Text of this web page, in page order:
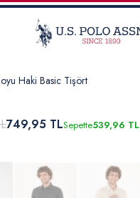
Haki Basic Tişört
749,95 TLSepette539,96 TL